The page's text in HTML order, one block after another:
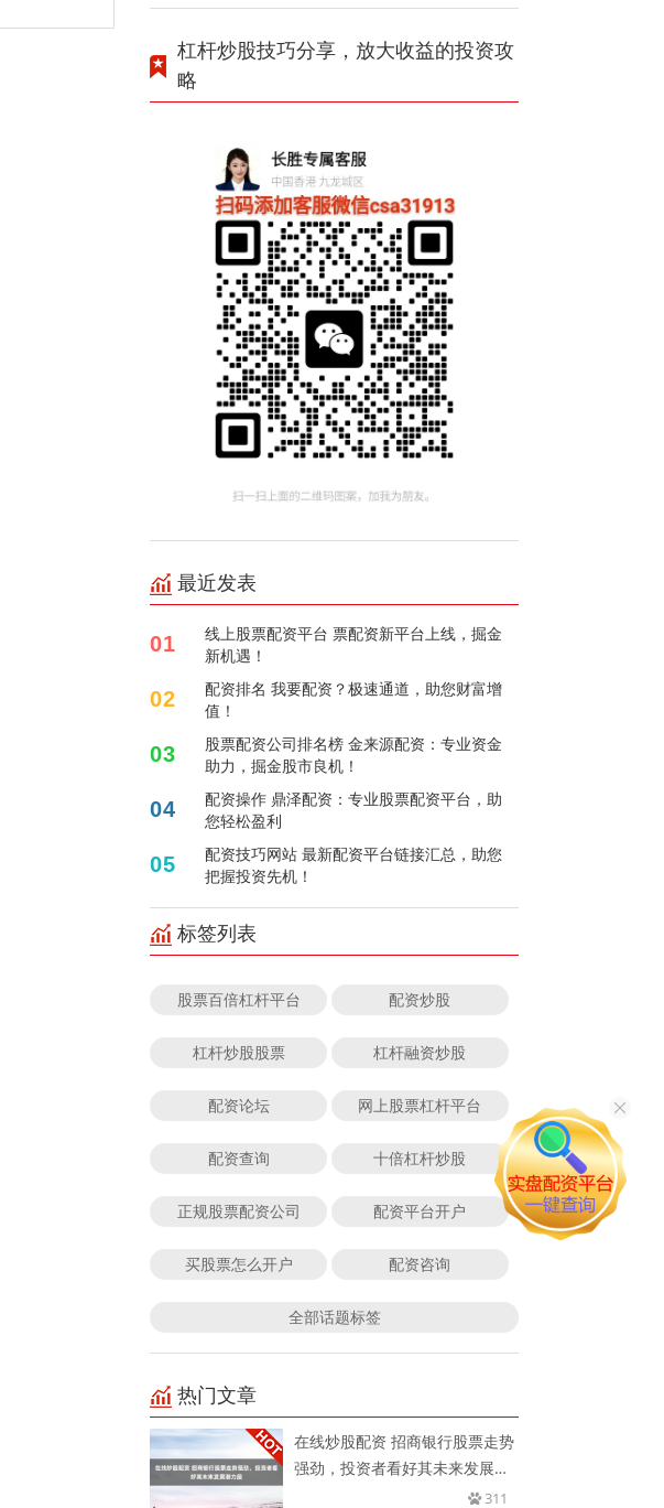
杠杆炒股技巧分享，放大收益的投资攻
略
最近发表
01
线上股票配资平台 票配资新平台上线，掘金
新机遇！
02
配资排名 我要配资？极速通道，助您财富增
值！
03
股票配资公司排名榜 金来源配资：专业资金
助力，掘金股市良机！
04
配资操作 鼎泽配资：专业股票配资平台，助
您轻松盈利
05
配资技巧网站 最新配资平台链接汇总，助您
把握投资先机！
标签列表
股票百倍杠杆平台 配资炒股
杠杆炒股股票 杠杆融资炒股
配资论坛 网上股票杠杆平台
配资查询 十倍杠杆炒股
正规股票配资公司 配资平台开户
买股票怎么开户 配资咨询
全部话题标签
热门文章
在线炒股配资 招商银行股票走势
强劲，投资者看好其未来发展潜
311